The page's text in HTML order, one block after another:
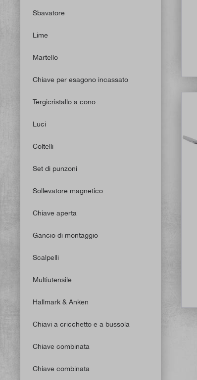
Sbavatore
Lime
Martello
Chiave per esagono incassato
Tergicristallo a cono
Luci
Coltelli
Set di punzoni
Sollevatore magnetico
Chiave aperta
Gancio di montaggio
Scalpelli
Multiutensile
Hallmark & Anken
Chiavi a cricchetto e a bussola
Chiave combinata
Chiave combinata